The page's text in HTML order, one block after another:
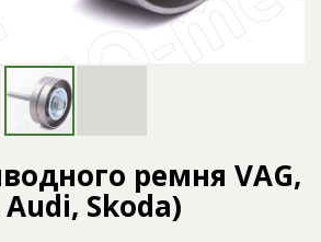
ремня VAG,
Audi, Skoda)